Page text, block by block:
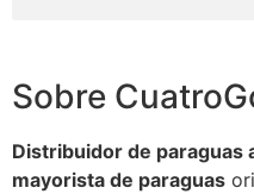
Sobre
Distribuidor de paraguas
mayorista de paraguas